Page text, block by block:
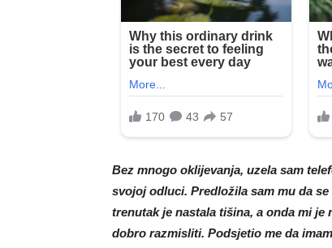
Bez mnogo oklijevanja, uzela sam
svojoj odluci. Predložila sam mu da
trenutak je nastala tišina, a onda mi
dobro razmisliti. Podsjetio me da